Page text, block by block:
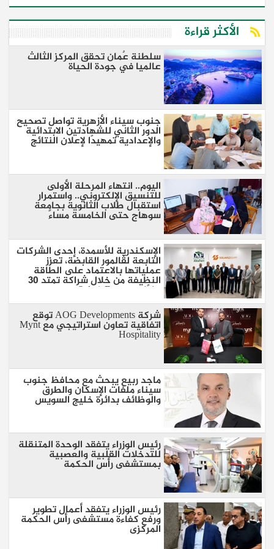
الأكثر قراءة
سلطنة عٌمان تحقق المركز الثالث
عالميا في جودة الحياة
جنوب سيناء الأزهرية تواصل تصحيح
الدور الثاني للشهادتين الابتدائية
والإعدادية تمهيدًا لإعلان النتائج
اليوم.. انتهاء المرحلة الأولى
للتنسيق الإلكتروني.. واستمرار
استقبال طلاب الثانوية بجامعة
سوهاج حتى الخامسة مساءً
الإسكندرية للأسمدة، إحدى الشركات
التابعة لڤالمور القابضة، تعزز
عملياتها بالاعتماد على الطاقة
النظيفة من خلال شراكة تمتد 30
عامًا مع SolarizEgypt
شركة AOG Developments توقع
اتفاقية تعاون استراتيجي مع Mynt
Hospitality
ماجد ربيع يبحث مع محافظ جنوب
سيناء ملفات الإسكان والطرق
والوظائف بدائرة خليج السويس
رئيس الوزراء يتفقد الوحدة المتنقلة
للتدخلات القلبية والعصبية
بمستشفى رأس الحكمة
رئيس الوزراء يتفقد أعمال تطوير
ورفع كفاءة مستشفى رأس الحكمة
المركزى